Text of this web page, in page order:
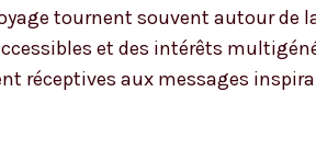
tournent souvent autour de
et des intérêts
réceptives aux messages